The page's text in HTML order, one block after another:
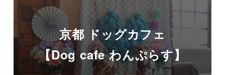
京都 ドッグカフェ
【Dog cafe わんぷらす】